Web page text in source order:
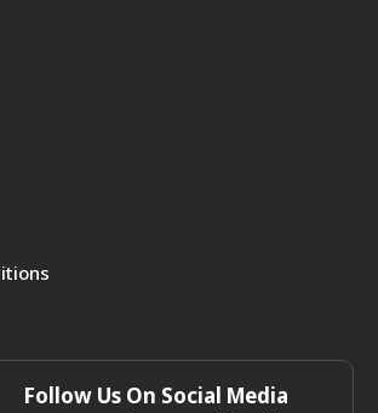
Follow Us On Social Media